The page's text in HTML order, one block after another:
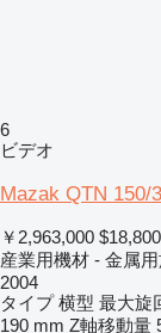
6
ビデオ
Mazak QTN 150/
￥2,963,000 $18,800
産業用機材 - 金属
2004
タイプ 横型 最大旋
190 mm Z軸移動量